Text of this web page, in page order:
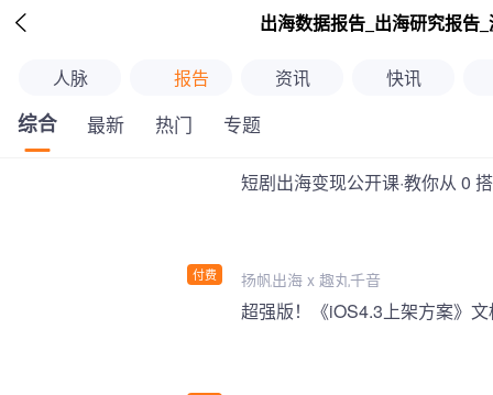
 出海数据报告_出海研究报告
人脉 报告 资讯 快讯
综合 最新 热门 专题
付费
短剧出海变现公开课·教你从 0
扬帆出海 x 趣丸千音